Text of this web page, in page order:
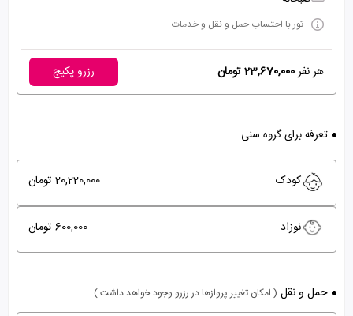
تور با احتساب حمل و نقل و خدمات
هر نفر23,670,000 تومان رزرو پکیج
تعرفه برای گروه سنی
کودک 20,220,000 تومان
نوزاد 600,000 تومان
حمل و نقل ( امکان تغییر پروازها در رزرو وجود خواهد داشت )